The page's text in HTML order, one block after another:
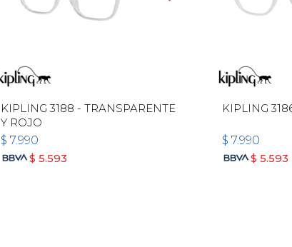
KIPLING 3188 - TRANSPARENTE
Y ROJO
$ 7.990
$ 5.593
KIPLING
$ 7.990
$ 5.593